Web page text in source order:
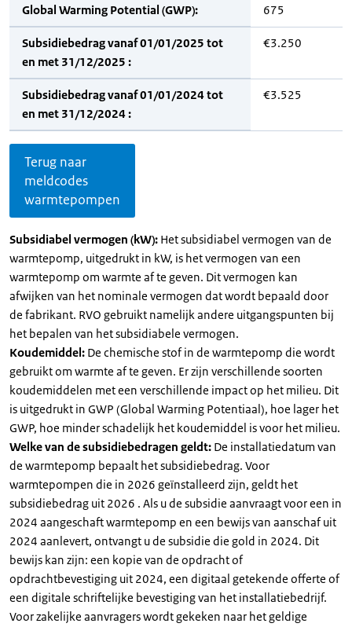
Global Warming Potential (GWP): 675
Subsidiebedrag vanaf 01/01/2025 tot
en met 31/12/2025 :
€3.250
Subsidiebedrag vanaf 01/01/2024 tot
en met 31/12/2024 :
€3.525
Terug naar
meldcodes
warmtepompen
Subsidiabel vermogen (kW): Het subsidiabel vermogen van de
warmtepomp, uitgedrukt in kW, is het vermogen van een
warmtepomp om warmte af te geven. Dit vermogen kan
afwijken van het nominale vermogen dat wordt bepaald door
de fabrikant. RVO gebruikt namelijk andere uitgangspunten bij
het bepalen van het subsidiabele vermogen.
Koudemiddel: De chemische stof in de warmtepomp die wordt
gebruikt om warmte af te geven. Er zijn verschillende soorten
koudemiddelen met een verschillende impact op het milieu. Dit
is uitgedrukt in GWP (Global Warming Potentiaal), hoe lager het
GWP, hoe minder schadelijk het koudemiddel is voor het milieu.
Welke van de subsidiebedragen geldt: De installatiedatum van
de warmtepomp bepaalt het subsidiebedrag. Voor
warmtepompen die in 2026 geïnstalleerd zijn, geldt het
subsidiebedrag uit 2026 . Als u de subsidie aanvraagt voor een in
2024 aangeschaft warmtepomp en een bewijs van aanschaf uit
2024 aanlevert, ontvangt u de subsidie die gold in 2024. Dit
bewijs kan zijn: een kopie van de opdracht of
opdrachtbevestiging uit 2024, een digitaal getekende offerte of
een digitale schriftelijke bevestiging van het installatiebedrijf.
Voor zakelijke aanvragers wordt gekeken naar het geldige